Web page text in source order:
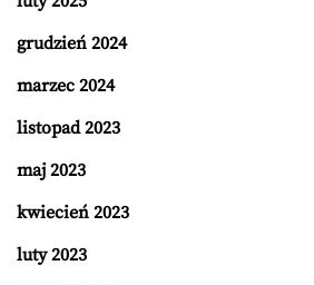
grudzień 2024
marzec 2024
listopad 2023
maj 2023
kwiecień 2023
luty 2023